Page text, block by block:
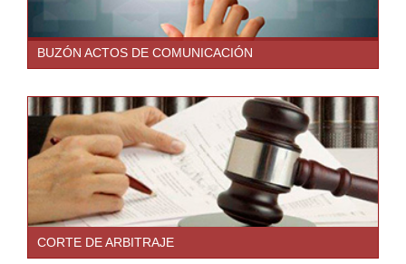
BUZÓN ACTOS DE COMUNICACIÓN
CORTE DE ARBITRAJE